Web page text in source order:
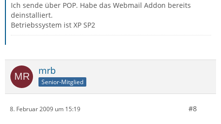
Ich sende über POP. Habe das Webmail Addon bereits
deinstalliert.
Betriebssystem ist XP SP2
mrb
Senior-Mitglied
8. Februar 2009 um 15:19 #8